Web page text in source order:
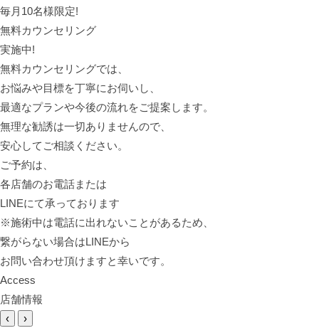
毎月10名様限定!
無料カウンセリング
実施中!
無料カウンセリングでは、
お悩みや目標を丁寧にお伺いし、
最適なプランや今後の流れをご提案します。
無理な勧誘は一切ありませんので、
安心してご相談ください。
ご予約は、
各店舗のお電話または
LINEにて承っております
※施術中は電話に出れないことがあるため、
繋がらない場合はLINEから
お問い合わせ頂けますと幸いです。
Access
店舗情報
‹
›